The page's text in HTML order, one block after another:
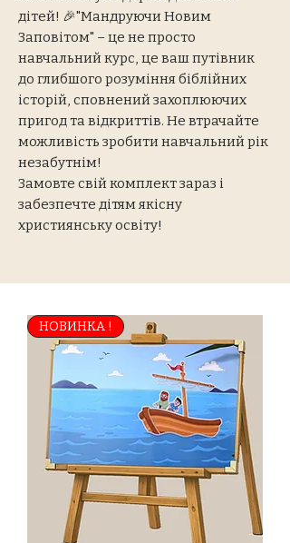
дітей! 🎉"Мандруючи Новим
Заповітом" – це не просто
навчальний курс, це ваш путівник
до глибшого розуміння біблійних
історій, сповнений захоплюючих
пригод та відкриттів. Не втрачайте
можливість зробити навчальний рік
незабутнім!
Замовте свій комплект зараз і
забезпечте дітям якісну
християнську освіту!
НОВИНКА !